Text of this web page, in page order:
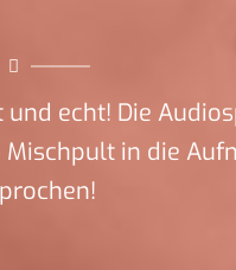
echt! Die
in die